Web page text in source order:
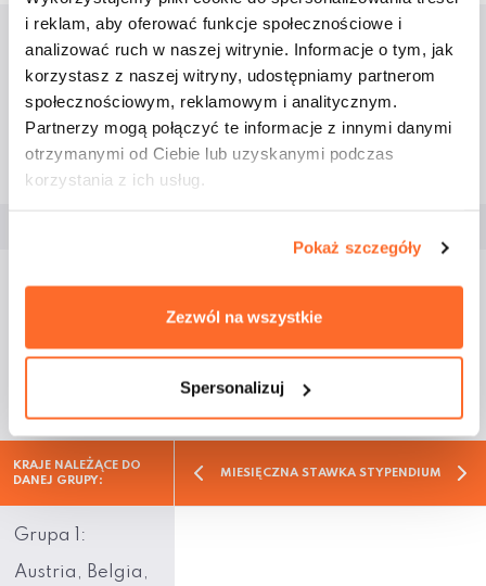
i reklam, aby oferować funkcje społecznościowe i
analizować ruch w naszej witrynie. Informacje o tym, jak
korzystasz z naszej witryny, udostępniamy partnerom
społecznościowym, reklamowym i analitycznym.
Partnerzy mogą połączyć te informacje z innymi danymi
otrzymanymi od Ciebie lub uzyskanymi podczas
korzystania z ich usług.
Pokaż szczegóły
Zezwól na wszystkie
Spersonalizuj
Finansowanie 2024
(KA131/2024)
wyjazdy długoterminowestudentów jest
uzależniona od państwa do jakiego wyjeżdża
Programu Erasmus+, w ramach projektu KA131-
2024 w przypadku praktyki wynosi:
KRAJE NALEŻĄCE DO
DANEJ GRUPY:
MIESIĘCZNA STAWKA STYPENDIUM
Grupa 1:
Austria, Belgia,